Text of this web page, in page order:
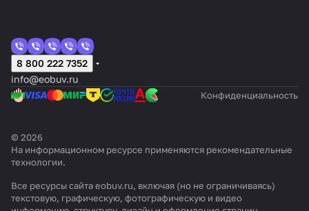
8 800 222 7352
info@eobuv.ru
Конфиденциальность
© 2026
На информационном ресурсе применяются рекомендательные
технологии.
Все ресурсы сайта eobuv.ru, включая (но не ограничиваясь)
текстовую, графическую, фотографическую и видео